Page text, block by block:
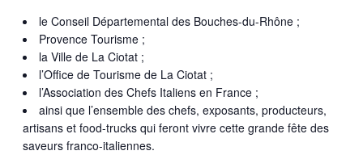
le Conseil Départemental des Bouches-du-Rhône ;
Provence Tourisme ;
la Ville de La Ciotat ;
l’Office de Tourisme de La Ciotat ;
l’Association des Chefs Italiens en France ;
ainsi que l’ensemble des chefs, exposants, producteurs,
artisans et food-trucks qui feront vivre cette grande fête des
saveurs franco-italiennes.